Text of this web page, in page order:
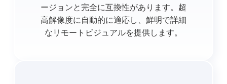
ージョンと完全に互換性があります。超
高解像度に自動的に適応し、鮮明で詳細
なリモートビジュアルを提供します。